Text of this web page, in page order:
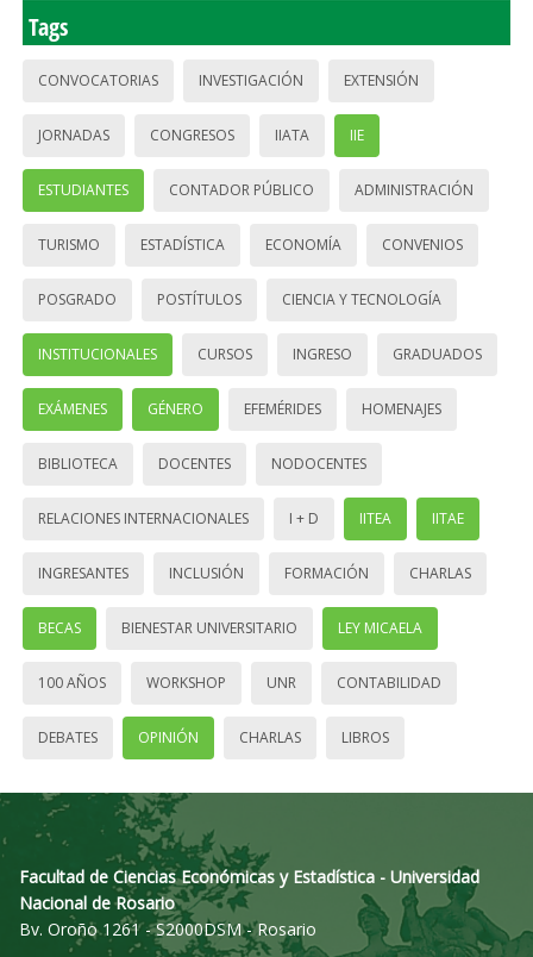
Tags
CONVOCATORIAS INVESTIGACIÓN EXTENSIÓN
JORNADAS CONGRESOS IIATA IIE
ESTUDIANTES CONTADOR PÚBLICO ADMINISTRACIÓN
TURISMO ESTADÍSTICA ECONOMÍA CONVENIOS
POSGRADO POSTÍTULOS CIENCIA Y TECNOLOGÍA
INSTITUCIONALES CURSOS INGRESO GRADUADOS
EXÁMENES GÉNERO EFEMÉRIDES HOMENAJES
BIBLIOTECA DOCENTES NODOCENTES
RELACIONES INTERNACIONALES I + D IITEA IITAE
INGRESANTES INCLUSIÓN FORMACIÓN CHARLAS
BECAS BIENESTAR UNIVERSITARIO LEY MICAELA
100 AÑOS WORKSHOP UNR CONTABILIDAD
DEBATES OPINIÓN CHARLAS LIBROS
Facultad de Ciencias Económicas y Estadística - Universidad
Nacional de Rosario
Bv. Oroño 1261 - S2000DSM - Rosario